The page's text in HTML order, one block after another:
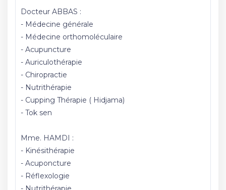
Docteur ABBAS :
- Médecine générale
- Médecine orthomoléculaire
- Acupuncture
- Auriculothérapie
- Chiropractie
- Nutrithérapie
- Cupping Thérapie ( Hidjama)
- Tok sen
Mme. HAMDI :
- Kinésithérapie
- Acuponcture
- Réflexologie